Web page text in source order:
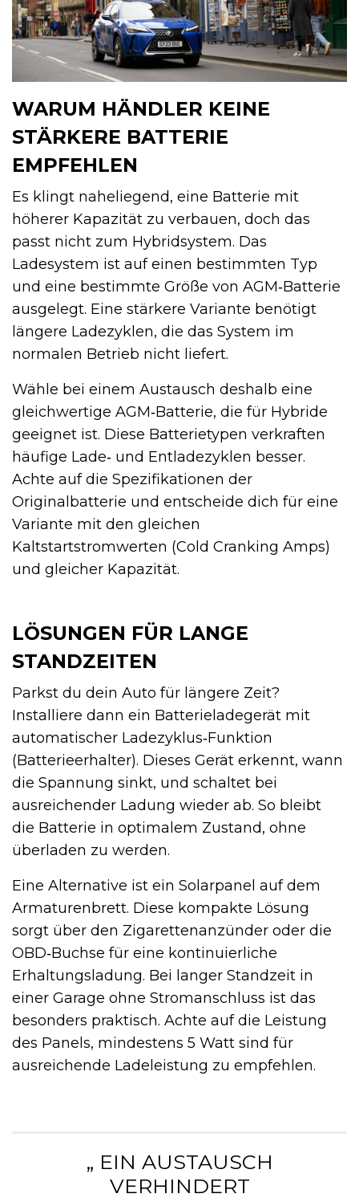
WARUM HÄNDLER KEINE
STÄRKERE BATTERIE
EMPFEHLEN
Es klingt naheliegend, eine Batterie mit
höherer Kapazität zu verbauen, doch das
passt nicht zum Hybridsystem. Das
Ladesystem ist auf einen bestimmten Typ
und eine bestimmte Größe von AGM‑Batterie
ausgelegt. Eine stärkere Variante benötigt
längere Ladezyklen, die das System im
normalen Betrieb nicht liefert.
Wähle bei einem Austausch deshalb eine
gleichwertige AGM‑Batterie, die für Hybride
geeignet ist. Diese Batterietypen verkraften
häufige Lade‑ und Entladezyklen besser.
Achte auf die Spezifikationen der
Originalbatterie und entscheide dich für eine
Variante mit den gleichen
Kaltstartstromwerten (Cold Cranking Amps)
und gleicher Kapazität.
LÖSUNGEN FÜR LANGE
STANDZEITEN
Parkst du dein Auto für längere Zeit?
Installiere dann ein Batterieladegerät mit
automatischer Ladezyklus‑Funktion
(Batterieerhalter). Dieses Gerät erkennt, wann
die Spannung sinkt, und schaltet bei
ausreichender Ladung wieder ab. So bleibt
die Batterie in optimalem Zustand, ohne
überladen zu werden.
Eine Alternative ist ein Solarpanel auf dem
Armaturenbrett. Diese kompakte Lösung
sorgt über den Zigarettenanzünder oder die
OBD‑Buchse für eine kontinuierliche
Erhaltungsladung. Bei langer Standzeit in
einer Garage ohne Stromanschluss ist das
besonders praktisch. Achte auf die Leistung
des Panels, mindestens 5 Watt sind für
ausreichende Ladeleistung zu empfehlen.
„ EIN AUSTAUSCH
VERHINDERT